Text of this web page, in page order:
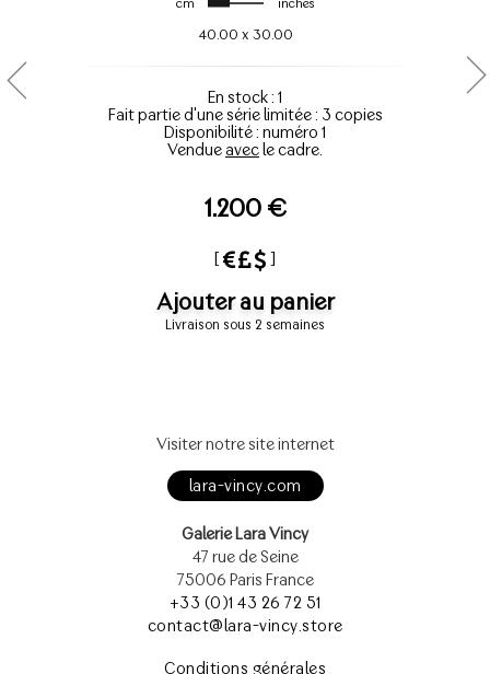
40.00 x 30.00
En stock : 1
Fait partie d'une série limitée : 3 copies
Disponibilité : numéro 1
Vendueavecle cadre.
1.200 €
[ ]
Ajouter au panier
Livraison sous 2 semaines
Visiter notre site internet
lara-vincy.com
Galerie Lara Vincy
47 rue de Seine
75006 Paris France
+33 (0)1 43 26 72 51
contact@lara-vincy.store
Conditions générales